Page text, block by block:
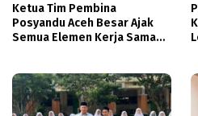
Ketua Tim Pembina
Posyandu Aceh Besar Ajak
Semua Elemen Kerja Sama